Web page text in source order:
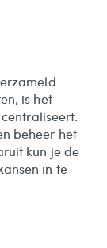
is het
beheer het
kun je de
in te